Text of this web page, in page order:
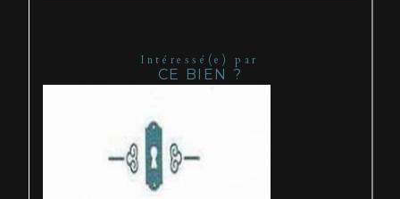
Intéressé(e) par
CE BIEN ?